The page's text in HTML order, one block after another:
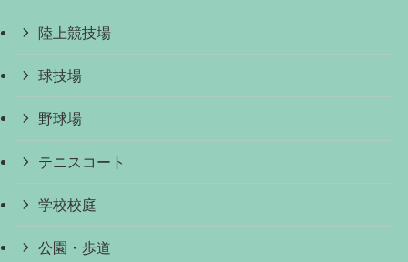
陸上競技場
球技場
野球場
テニスコート
学校校庭
公園・歩道